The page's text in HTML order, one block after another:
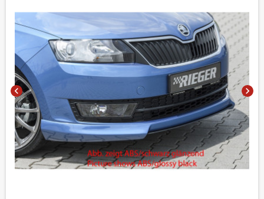
chevron_left chevron_right